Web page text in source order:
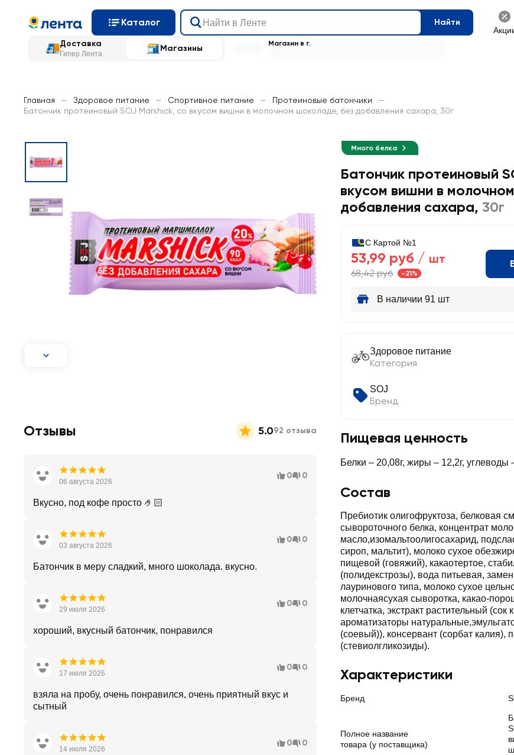
Каталог Найти
Доставка
Гипер Лента
Магазины Магазин в г.
Главная — Здоровое питание — Спортивное питание — Протеиновые батончики
—
Батончик протеиновый SOJ Marshick, со вкусом вишни в молочном шоколаде, без добавления сахара, 30г
Много белка
Батончик протеиновый
вкусом вишни в
добавления сахара, 30г
С Картой №1
53,99 руб / шт
68,42 руб -21%
В наличии 91 шт
Здоровое питание
Категория
SOJ
Бренд
Пищевая ценность
Белки – 20,08г, жиры – 12,2г, углеводы
Состав
Пребиотик олигофруктоза, белковая
сывороточного белка, концентрат
масло,изомальтоолигосахарид,
сироп, мальтит), молоко сухое
пищевой (говяжий), какаотертое,
(полидекстрозы), вода питьевая,
лауринового типа, молоко сухое
молочнаясухая сыворотка, какао-
клетчатка, экстракт растительный (сок
ароматизаторы
(соевый)), консервант (сорбат калия),
(стевиолгликозиды).
Характеристики
Бренд
Полное название
товара (у поставщика)
Отзывы 5.092 отзыва
06 августа 2026
0 0
Вкусно, под кофе просто 🤌🏻
03 августа 2026
0 0
Батончик в меру сладкий, много шоколада. вкусно.
29 июля 2026
0 0
хороший, вкусный батончик, понравился
17 июля 2026
0 0
взяла на пробу, очень понравился, очень приятный вкус и
сытный
14 июля 2026
0 0